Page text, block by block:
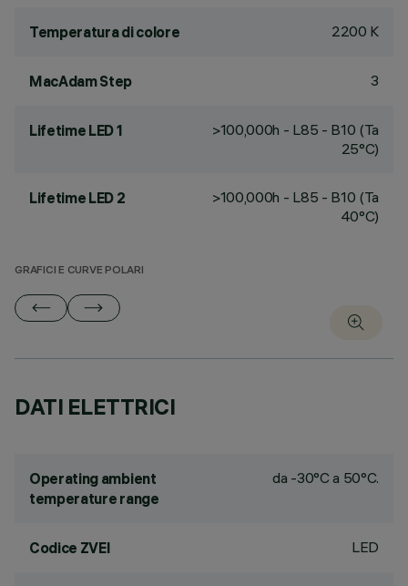
Temperatura di colore 2200 K
MacAdam Step 3
Lifetime LED 1
>100,000h - L85 - B10 (Ta
25°C)
Lifetime LED 2
>100,000h - L85 - B10 (Ta
40°C)
GRAFICI E CURVE POLARI
DATI ELETTRICI
Operating ambient
temperature range
da -30°C a 50°C.
Codice ZVEI LED